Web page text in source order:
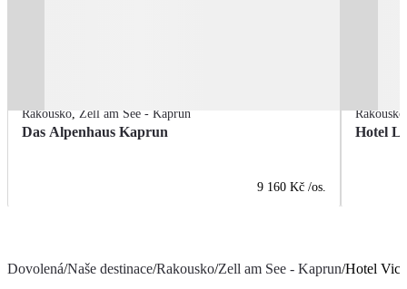
Rakousko, Zell am See - Kaprun
Das Alpenhaus Kaprun
9 160 Kč /os.
Rakousko
Hotel
Dovolená/Naše destinace/Rakousko/Zell am See - Kaprun/Hotel